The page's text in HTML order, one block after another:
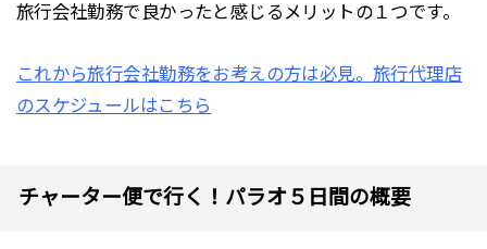
旅行会社勤務で良かったと感じるメリットの１つです。
これから旅行会社勤務をお考えの方は必見。旅行代理店
のスケジュールはこちら
チャーター便で行く！パラオ５日間の概要